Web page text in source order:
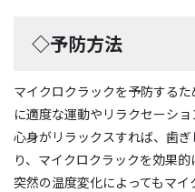
◇予防方法
マイクロクラックを予防する
に適度な運動やリラクセーショ
心身がリラックスすれば、歯
り、マイクロクラックを効果
突然の温度変化によってもマ